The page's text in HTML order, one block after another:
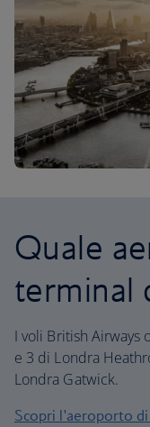
Quale
terminal
I voli British Airways
e 3 di Londra
Londra Gatwick.
Scopri l'aeroporto